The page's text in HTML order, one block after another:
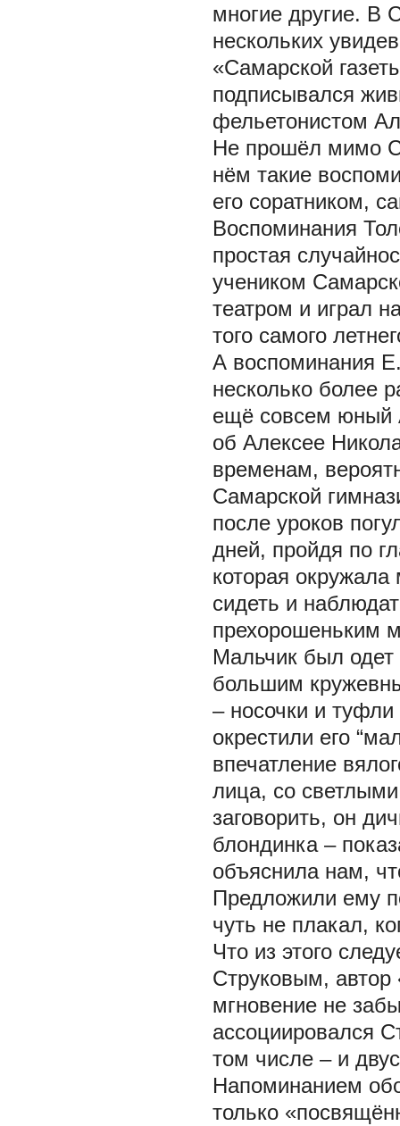
многие другие. В
нескольких
«Самарской
подписывался
фельетонистом
Не прошёл мимо
нём такие
его соратником,
Воспоминания
простая
учеником
театром и играл
того самого
А воспоминания
несколько более
ещё совсем юный
об Алексее
временам,
Самарской
после уроков
дней, пройдя по
которая
сидеть и
прехорошеньким
Мальчик был одет
большим
– носочки и
окрестили его
впечатление
лица, со
заговорить, он
блондинка –
объяснила нам,
Предложили ему
чуть не плакал,
Что из этого
Струковым,
мгновение не
ассоциировался
том числе – и
Напоминанием
только